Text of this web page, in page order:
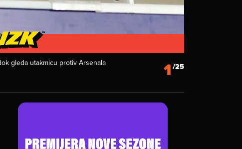
gleda utakmicu protiv Arsenala 1/25